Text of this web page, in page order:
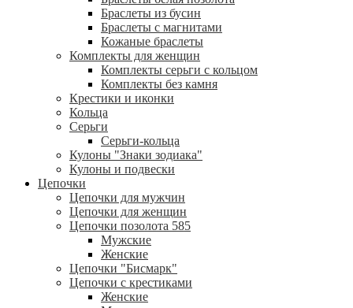
Браслеты из бусин
Браслеты с магнитами
Кожаные браслеты
Комплекты для женщин
Комплекты серьги с кольцом
Комплекты без камня
Крестики и иконки
Кольца
Серьги
Серьги-кольца
Кулоны "Знаки зодиака"
Кулоны и подвески
Цепочки
Цепочки для мужчин
Цепочки для женщин
Цепочки позолота 585
Мужские
Женские
Цепочки "Бисмарк"
Цепочки с крестиками
Женские